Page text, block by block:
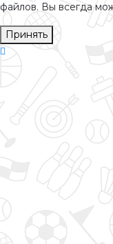
файлов. Вы всегда
Принять